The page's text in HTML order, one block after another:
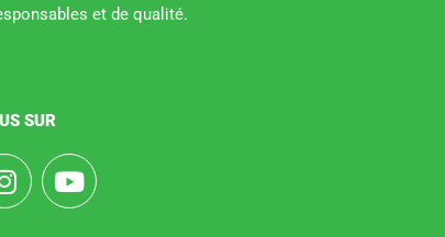
et de qualité.
SUR
I
n
Y
o